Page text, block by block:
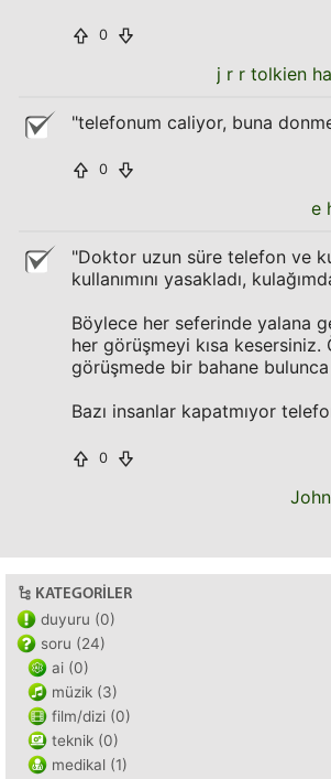
0
j r r tolkien
"telefonum caliyor, buna
0
e
"Doktor uzun süre telefon ve
kullanımını yasakladı,
Böylece her seferinde yalana
her görüşmeyi kısa kesersiniz.
görüşmede bir bahane bulunca
Bazı insanlar kapatmıyor
0
KATEGORILER
duyuru (0)
soru (24)
ai (0)
müzik (3)
film/dizi (0)
teknik (0)
medikal (1)